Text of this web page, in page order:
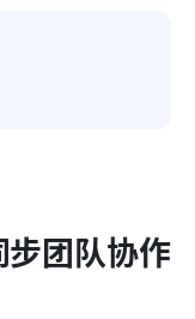
团队协作